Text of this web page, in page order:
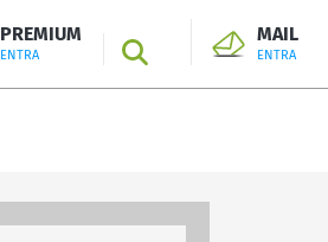
PREMIUM
ENTRA SEARCH
MAIL
ENTRA